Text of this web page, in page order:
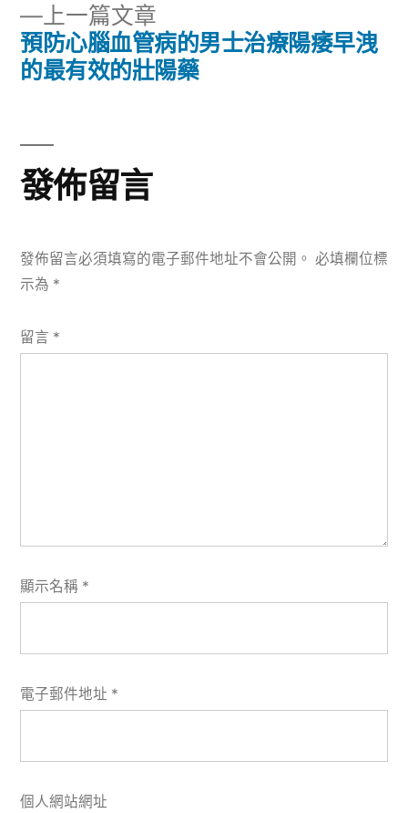
導
覽
上一篇文章
一
篇
預防心腦血管病的男士治療陽痿早洩
的最有效的壯陽藥
發佈留言
發佈留言必須填寫的電子郵件地址不會公開。 必填欄位標
示為 *
留言 *
顯示名稱 *
電子郵件地址 *
個人網站網址